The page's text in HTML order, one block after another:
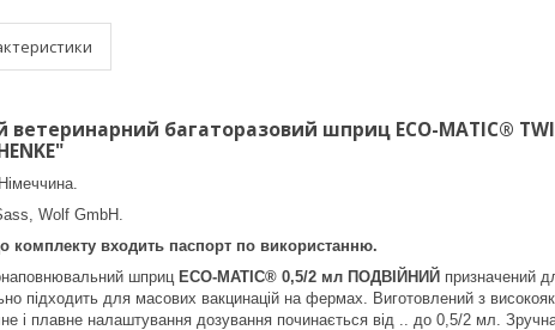
багаторазовий шприц ECO-MATIC®
Німеччина.
Wolf GmbH.
комплекту входить паспорт по використанню.
шприц ECO-MATIC® 0,5/2 мл ПОДВІЙНИЙ призначений
підходить для масових вакцинацій на фермах. Виготовлений з
і плавне налаштування дозування починається від .. до 0,5/2 мл.